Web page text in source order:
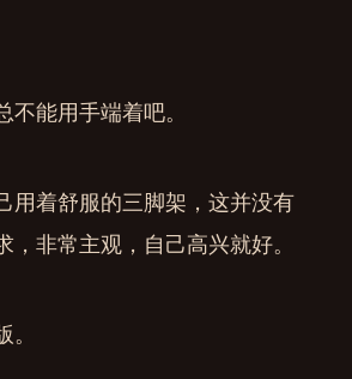
不能用手端着吧。
用着舒服的三脚架，这并没有
，非常主观，自己高兴就好。